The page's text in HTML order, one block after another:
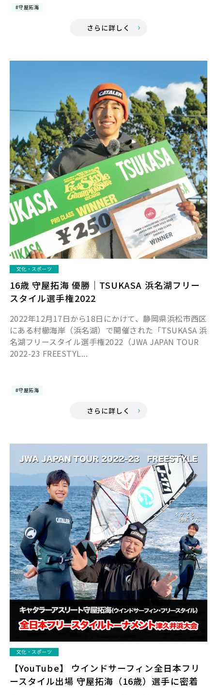
#守屋拓海
さらに詳しく
文化・スポーツ
16歳 守屋拓海 優勝｜TSUKASA 浜名湖フリー
スタイル選手権2022
2022年12月17日から18日にかけて、静岡県浜松市西区
にある村櫛海岸（浜名湖）で開催された「TSUKASA 浜
名湖フリースタイル選手権2022（JWA JAPAN TOUR
2022-23 FREESTYL...
#守屋拓海
さらに詳しく
文化・スポーツ
【YouTube】 ウインドサーフィン全日本フリ
ースタイル出場 守屋拓海（16歳）選手に密着